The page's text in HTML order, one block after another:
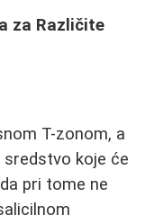
za Različite
T-zonom, a
koje će
pri tome ne